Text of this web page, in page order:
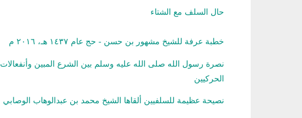
حال السلف مع الشتاء
خطبة عرفة للشيخ مشهور بن حسن - حج عام ١٤٣٧ هـ، ٢٠١٦ م
نصرة رسول الله صلى الله عليه وسلم بين الشرع المبين وأنفعالات
الحركيين
نصيحة عظيمة للسلفيين ألقاها الشيخ محمد بن عبدالوهاب الوصابي